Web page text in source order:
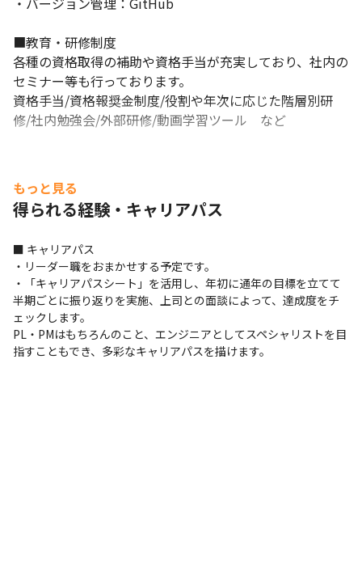
■教育・研修制度
各種の資格取得の補助や資格手当が充実しており、社内の
セミナー等も行っております。
資格手当/資格報奨金制度/役割や年次に応じた階層別研
修/社内勉強会/外部研修/動画学習ツール　など
もっと見る
得られる経験・キャリアパス
■ キャリアパス
・リーダー職をおまかせする予定です。
・「キャリアパスシート」を活用し、年初に通年の目標を立てて
半期ごとに振り返りを実施、上司との面談によって、達成度をチ
ェックします。
PL・PMはもちろんのこと、エンジニアとしてスペシャリストを目
指すこともでき、多彩なキャリアパスを描けます。